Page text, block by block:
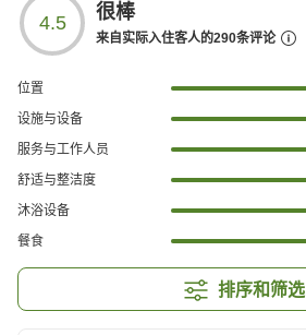
4.5 很棒
来自实际入住客人的290条评论
位置
设施与设备
服务与工作人员
舒适与整洁度
沐浴设备
餐食
排序和筛选